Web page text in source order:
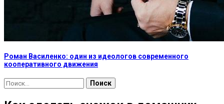
Роман Василенко: один из идеологов современного
кооперативного движения
Найти: